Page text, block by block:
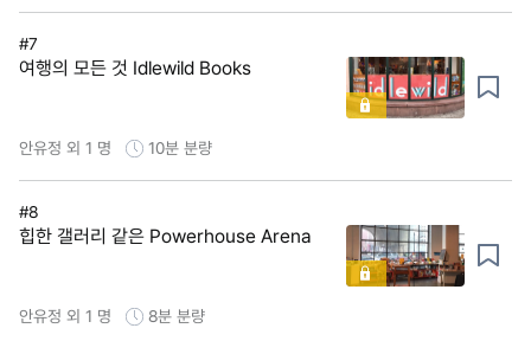
#7
여행의 모든 것 Idlewild Books
안유정 외 1 명 10분 분량
#8
힙한 갤러리 같은 Powerhouse Arena
안유정 외 1 명 8분 분량